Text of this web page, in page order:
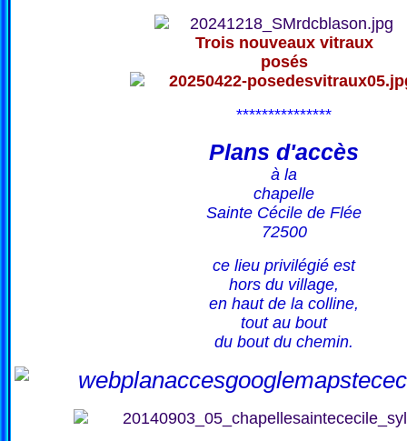
Trois nouveaux vitraux
posés
***************
Plans d'accès
à la
chapelle
Sainte Cécile de Flée
72500
ce lieu privilégié est
hors du village,
en haut de la colline,
tout au bout
du bout du chemin.